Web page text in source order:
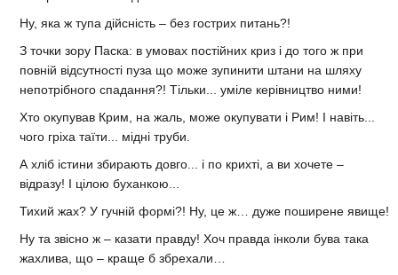
Ну, яка ж тупа дійсність – без гострих питань?!
З точки зору Паска: в умовах постійних криз і до того ж при
повній відсутності пуза що може зупинити штани на шляху
непотрібного спадання?! Тільки... уміле керівництво ними!
Хто окупував Крим, на жаль, може окупувати і Рим! І навіть...
чого гріха таїти... мідні труби.
А хліб істини збирають довго... і по крихті, а ви хочете –
відразу! І цілою буханкою...
Тихий жах? У гучній формі?! Ну, це ж… дуже поширене явище!
Ну та звісно ж – казати правду! Хоч правда інколи бува така
жахлива, що – краще б збрехали…